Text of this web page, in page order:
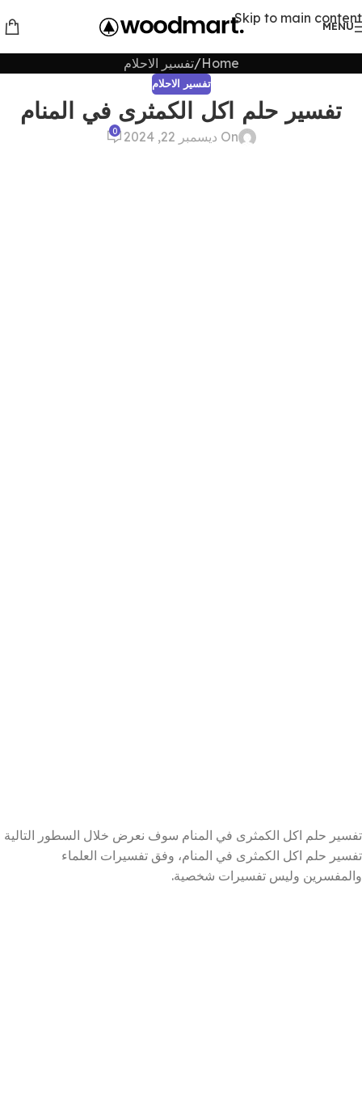
Skip to main content
MENU
Home تفسير الاحلام
تفسير الاحلام
تفسير حلم اكل الكمثرى في المنام
On ديسمبر 22, 2024 0
تفسير حلم اكل الكمثرى في المنام سوف نعرض خلال السطور التالية
تفسير حلم اكل الكمثرى في المنام، وفق تفسيرات العلماء
والمفسرين وليس تفسيرات شخصية.